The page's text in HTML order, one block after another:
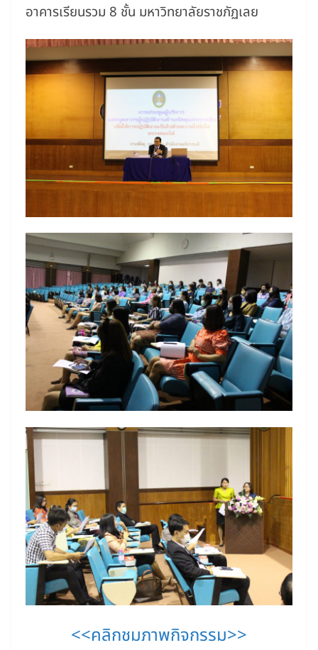
อาคารเรียนรวม 8 ชั้น มหาวิทยาลัยราชภัฏเลย
<<คลิกชมภาพกิจกรรม>>